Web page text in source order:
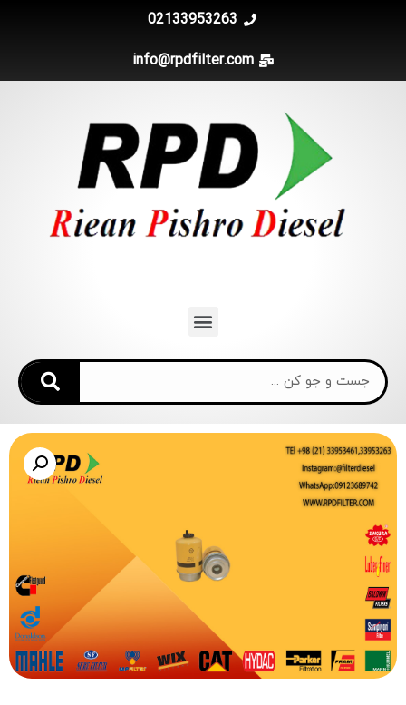
02133953263
info@rpdfilter.com